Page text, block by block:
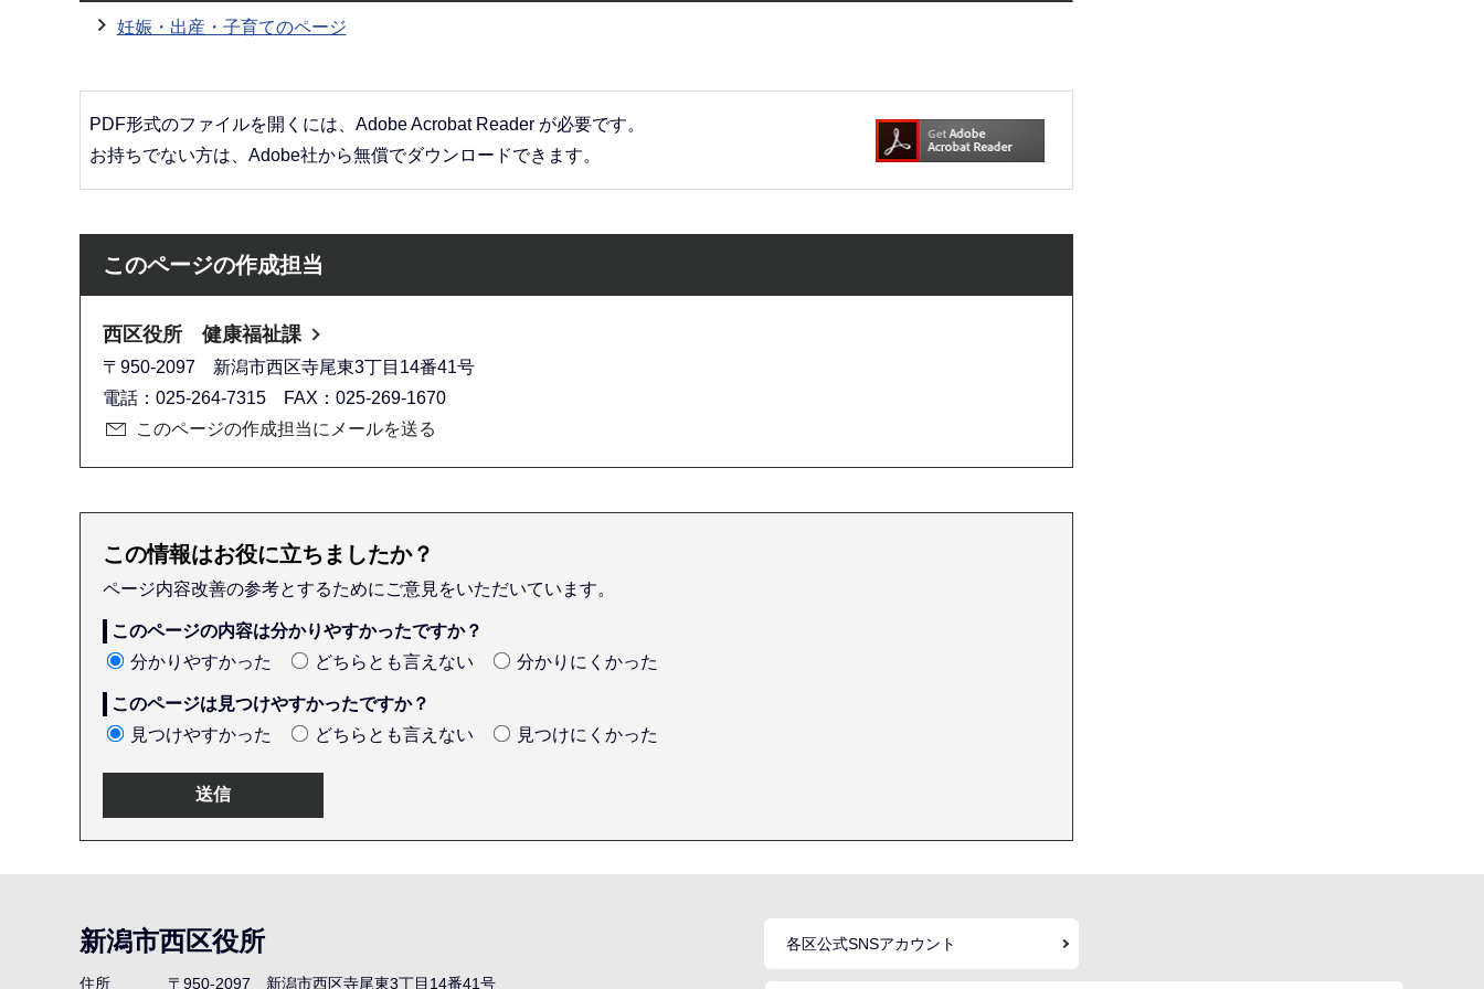
妊娠・出産・子育てのページ
PDF形式のファイルを開くには、Adobe Acrobat Reader が必要です。
お持ちでない方は、Adobe社から無償でダウンロードできます。
このページの作成担当
西区役所 健康福祉課
〒950-2097 新潟市西区寺尾東3丁目14番41号
電話：025-264-7315 FAX：025-269-1670
このページの作成担当にメールを送る
この情報はお役に立ちましたか？
ページ内容改善の参考とするためにご意見をいただいています。
このページの内容は分かりやすかったですか？
分かりやすかった
どちらとも言えない 分かりにくかった
このページは見つけやすかったですか？
見つけやすかった
どちらとも言えない 見つけにくかった
こ
ま
新潟市西区役所
住所 〒950-2097 新潟市西区寺尾東3丁目14番41号
各区公式SNSアカウント